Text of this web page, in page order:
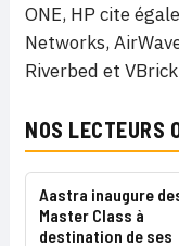
ONE, HP cite
Networks,
Riverbed et
NOS LECTEURS
Aastra inaugure
Master Class à
destination de ses